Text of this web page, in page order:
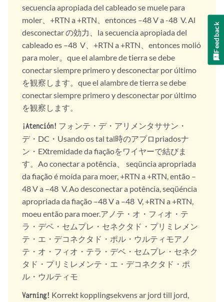
secuencia apropiada del cableado se muele para
moler、+RTN a +RTN、entonces –48 V a -48 V. Al
desconectar の効力、la secuencia apropiada del
cableado es –48 V、+RTN a +RTN、entonces molió
para moler。que el alambre de tierra se debe
conectar siempre primero y desconectar por último
を観察します。que el alambre de tierra se debe
conectar siempre primero y desconectar por último
を観察します。
¡Atención! フォンテ・デ・アリメンタササン・
デ・DC・Usando os tal tal時のアプロpriadosナ
ン・EXtremidade da fiaçãoをワイヤーで結びま
す。Ao conectar a potência、 seqüncia apropriada
da fiação é moída para moer, +RTN a +RTN, então –
48 V a –48 V. Ao desconectar a potência, seqüéncia
apropriada da fiação –48 V a –48 V, +RTN a +RTN,
moeu então para moer.アノテ・オ・フィオ・テ
ラ・デベ・セムプレ・セネクタド・プリミレメン
テ・エ・デコネクタド・ポル・ウルティモアノ
テ・オ・フィオ・テラ・デベ・セムプレ・セネク
タド・プリミレメンテ・エ・デコネクタド・ポ
ル・ウルティモ
Varning! Korrekt kopplingsekvens ar jord till jord,
Feedback